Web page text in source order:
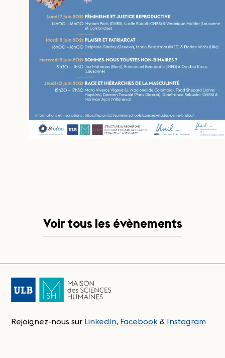
Voir tous les évènements
Rejoignez-nous sur LinkedIn, Facebook & Instagram